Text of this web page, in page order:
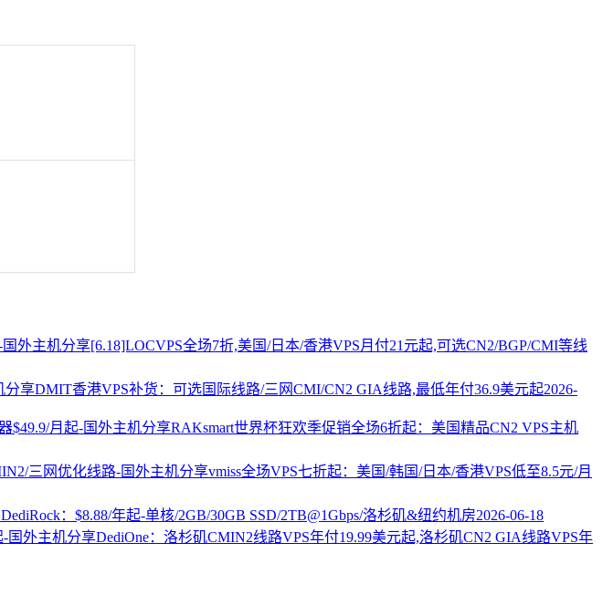
[6.18]LOCVPS全场7折,美国/日本/香港VPS月付21元起,可选CN2/BGP/CMI等线
DMIT香港VPS补货：可选国际线路/三网CMI/CN2 GIA线路,最低年付36.9美元起2026-
RAKsmart世界杯狂欢季促销全场6折起：美国精品CN2 VPS主机
vmiss全场VPS七折起：美国/韩国/日本/香港VPS低至8.5元/月
DediRock：$8.88/年起-单核/2GB/30GB SSD/2TB@1Gbps/洛杉矶&纽约机房2026-06-18
DediOne：洛杉矶CMIN2线路VPS年付19.99美元起,洛杉矶CN2 GIA线路VPS年